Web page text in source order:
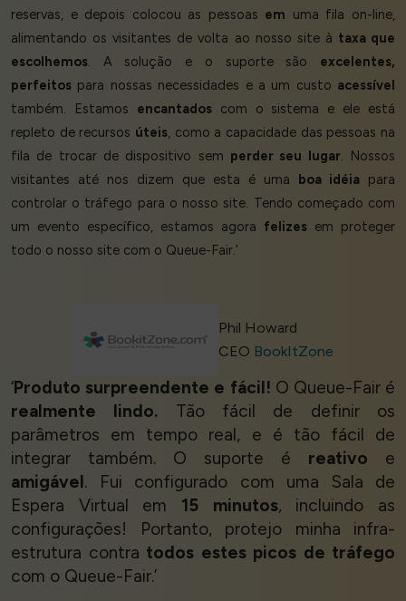
reservas, e depois colocou as pessoas em uma fila on-line,
alimentando os visitantes de volta ao nosso site à taxa que
escolhemos . A solução e o suporte são excelentes,
perfeitos para nossas necessidades e a um custo acessível
também. Estamos encantadoscom o sistema e ele está
repleto de recursos úteis , como a capacidade das pessoas na
fila de trocar de dispositivo sem perder seu lugar. Nossos
visitantes até nos dizem que esta é uma boa idéia para
controlar o tráfego para o nosso site. Tendo começado com
um evento específico, estamos agora felizes em proteger
todo o nosso site com o Queue-Fair.’
Phil Howard
CEO BookItZone
‘Produto surpreendente e fácil! O Queue-Fair é
realmente lindo. Tão fácil de definir os
parâmetros em tempo real, e é tão fácil de
integrar também. O suporte é reativo e
amigável. Fui configurado com uma Sala de
Espera Virtual em 15 minutos, incluindo as
configurações! Portanto, protejo minha infra-
estrutura contra todos estes picos de tráfego
com o Queue-Fair.’